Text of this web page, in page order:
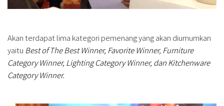
Akan terdapat lima kategori pemenang yang akan diumumkan
yaitu Best of The Best Winner, Favorite Winner, Furniture
Category Winner, Lighting Category Winner, dan Kitchenware
Category Winner.